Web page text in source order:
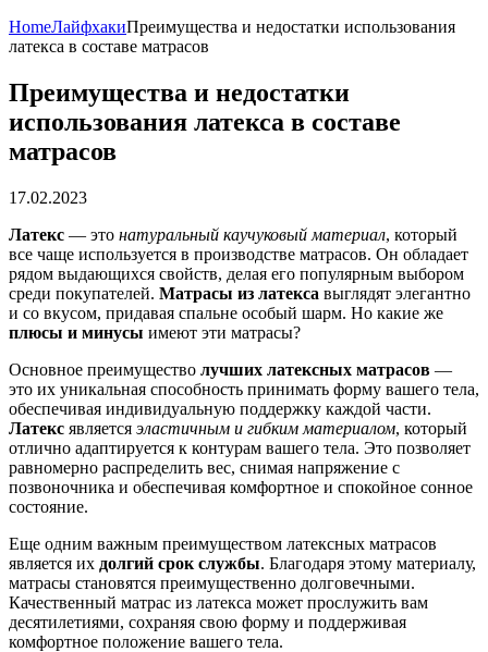
HomeЛайфхакиПреимущества и недостатки использования
латекса в составе матрасов
Преимущества и недостатки
использования латекса в составе
матрасов
17.02.2023
Латекс — это натуральный каучуковый материал, который
все чаще используется в производстве матрасов. Он обладает
рядом выдающихся свойств, делая его популярным выбором
среди покупателей. Матрасы из латекса выглядят элегантно
и со вкусом, придавая спальне особый шарм. Но какие же
плюсы и минусы имеют эти матрасы?
Основное преимущество лучших латексных матрасов —
это их уникальная способность принимать форму вашего тела,
обеспечивая индивидуальную поддержку каждой части.
Латекс является эластичным и гибким материалом, который
отлично адаптируется к контурам вашего тела. Это позволяет
равномерно распределить вес, снимая напряжение с
позвоночника и обеспечивая комфортное и спокойное сонное
состояние.
Еще одним важным преимуществом латексных матрасов
является их долгий срок службы. Благодаря этому материалу,
матрасы становятся преимущественно долговечными.
Качественный матрас из латекса может прослужить вам
десятилетиями, сохраняя свою форму и поддерживая
комфортное положение вашего тела.